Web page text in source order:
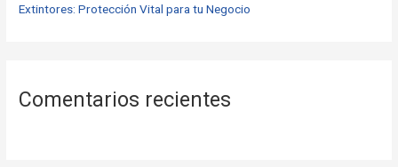
Extintores: Protección Vital para tu Negocio
Comentarios recientes